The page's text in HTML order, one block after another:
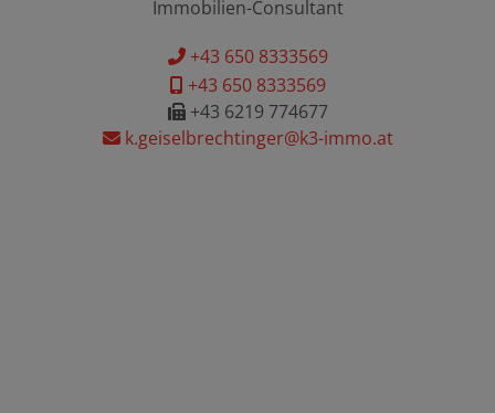
Immobilien-Consultant
+43 650 8333569
+43 650 8333569
+43 6219 774677
k.geiselbrechtinger@k3-immo.at